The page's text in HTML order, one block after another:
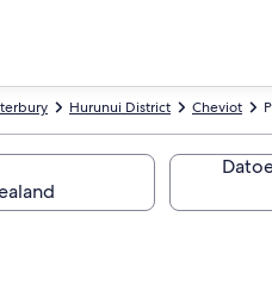
Cheviot
Hurunui District